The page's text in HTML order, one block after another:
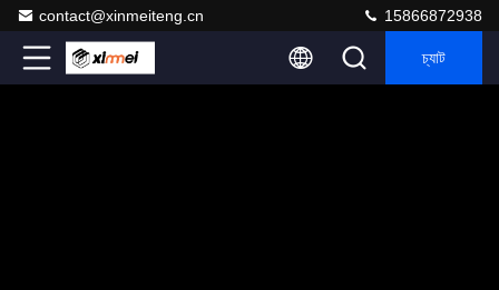
contact@xinmeiteng.cn 15866872938
চ্যাট